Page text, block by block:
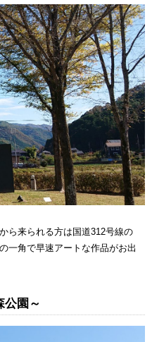
ら来られる方は国道312号線の
一角で早速アートな作品がお出
公園～